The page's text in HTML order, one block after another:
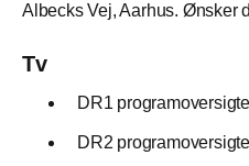
Albecks Vej, Aarhus. Ønsker
Tv
DR1
DR2